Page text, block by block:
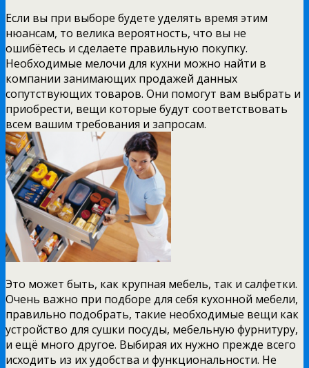
Если вы при выборе будете уделять время этим
нюансам, то велика вероятность, что вы не
ошибётесь и сделаете правильную покупку.
Необходимые мелочи для кухни можно найти в
компании занимающих продажей данных
сопутствующих товаров. Они помогут вам выбрать и
приобрести, вещи которые будут соответствовать
всем вашим требования и запросам.
Это может быть, как крупная мебель, так и салфетки.
Очень важно при подборе для себя кухонной мебели,
правильно подобрать, такие необходимые вещи как
устройство для сушки посуды, мебельную фурнитуру,
и ещё много другое. Выбирая их нужно прежде всего
исходить из их удобства и функциональности. Не